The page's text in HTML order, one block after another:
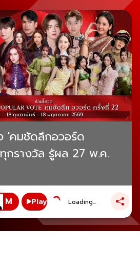
'คมชัดลึกอวอร์ด
กรางวัล รู้ผล 27 พ.ค.
Play Loading...